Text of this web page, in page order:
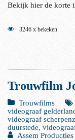
Bekijk hier de korte
3246 x bekeken
Trouwfilm
Trouwfilms
videograaf
videograaf
duurstede,
Assem Producties